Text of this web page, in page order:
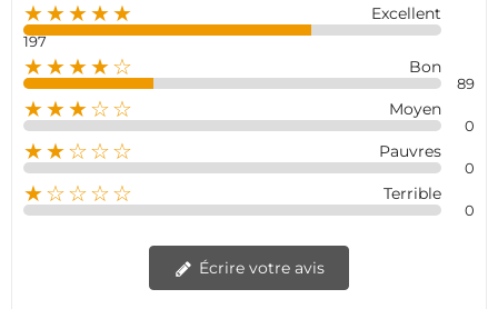
★★★★★ Excellent
197
★★★★☆ Bon
89
★★★☆☆ Moyen
0
★★☆☆☆ Pauvres
0
★☆☆☆☆ Terrible
0
Écrire votre avis